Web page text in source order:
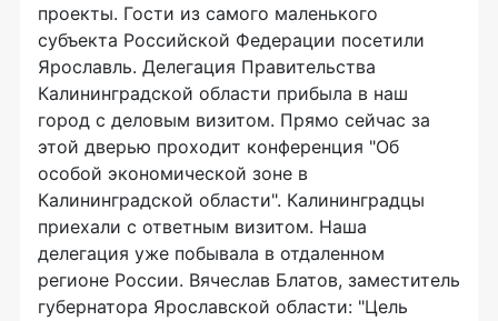
проекты. Гости из самого маленького
субъекта Российской Федерации посетили
Ярославль. Делегация Правительства
Калининградской области прибыла в наш
город с деловым визитом. Прямо сейчас за
этой дверью проходит конференция "Об
особой экономической зоне в
Калининградской области". Калининградцы
приехали с ответным визитом. Наша
делегация уже побывала в отдаленном
регионе России. Вячеслав Блатов, заместитель
губернатора Ярославской области: "Цель